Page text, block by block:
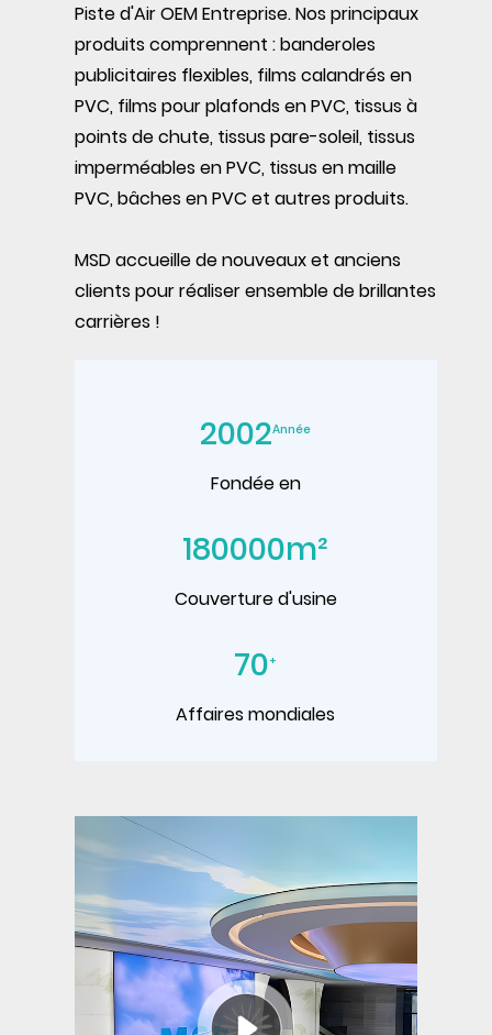
Piste d'Air OEM Entreprise. Nos principaux
produits comprennent : banderoles
publicitaires flexibles, films calandrés en
PVC, films pour plafonds en PVC, tissus à
points de chute, tissus pare-soleil, tissus
imperméables en PVC, tissus en maille
PVC, bâches en PVC et autres produits.
MSD accueille de nouveaux et anciens
clients pour réaliser ensemble de brillantes
carrières !
2002Année
Fondée en
180000m²
Couverture d'usine
70+
Affaires mondiales